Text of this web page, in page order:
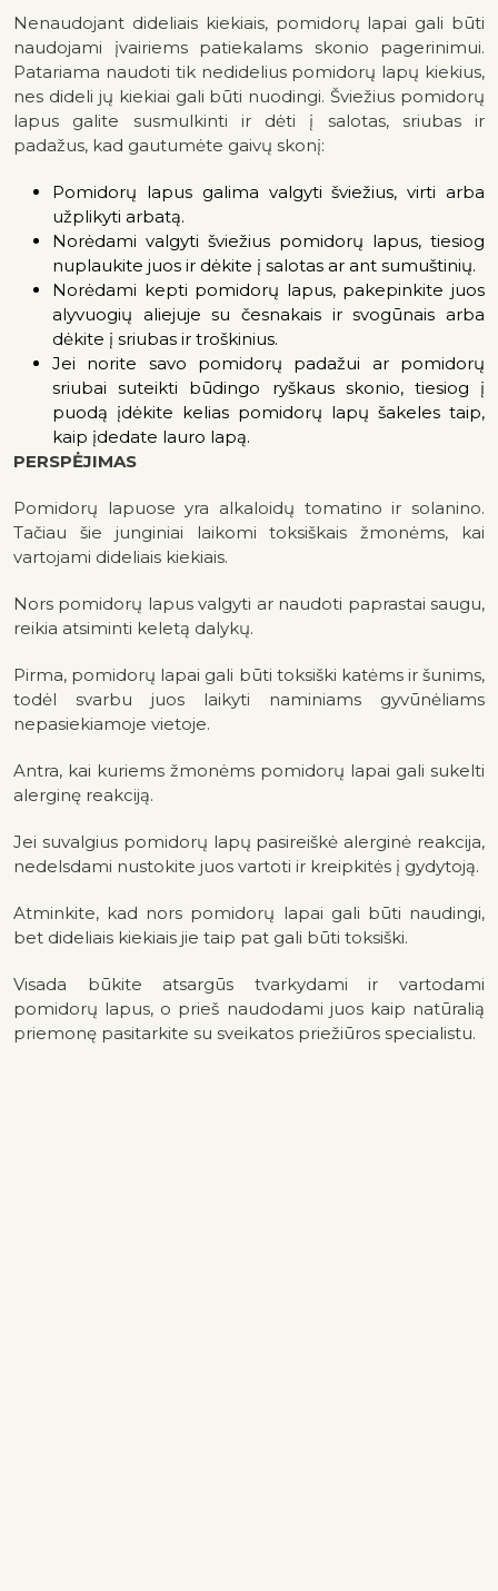
Nenaudojant dideliais kiekiais, pomidorų lapai gali būti
naudojami įvairiems patiekalams skonio pagerinimui.
Patariama naudoti tik nedidelius pomidorų lapų kiekius,
nes dideli jų kiekiai gali būti nuodingi. Šviežius pomidorų
lapus galite susmulkinti ir dėti į salotas, sriubas ir
padažus, kad gautumėte gaivų skonį:
Pomidorų lapus galima valgyti šviežius, virti arba
užplikyti arbatą.
Norėdami valgyti šviežius pomidorų lapus, tiesiog
nuplaukite juos ir dėkite į salotas ar ant sumuštinių.
Norėdami kepti pomidorų lapus, pakepinkite juos
alyvuogių aliejuje su česnakais ir svogūnais arba
dėkite į sriubas ir troškinius.
Jei norite savo pomidorų padažui ar pomidorų
sriubai suteikti būdingo ryškaus skonio, tiesiog į
puodą įdėkite kelias pomidorų lapų šakeles taip,
kaip įdedate lauro lapą.
PERSPĖJIMAS
Pomidorų lapuose yra alkaloidų tomatino ir solanino.
Tačiau šie junginiai laikomi toksiškais žmonėms, kai
vartojami dideliais kiekiais.
Nors pomidorų lapus valgyti ar naudoti paprastai saugu,
reikia atsiminti keletą dalykų.
Pirma, pomidorų lapai gali būti toksiški katėms ir šunims,
todėl svarbu juos laikyti naminiams gyvūnėliams
nepasiekiamoje vietoje.
Antra, kai kuriems žmonėms pomidorų lapai gali sukelti
alerginę reakciją.
Jei suvalgius pomidorų lapų pasireiškė alerginė reakcija,
nedelsdami nustokite juos vartoti ir kreipkitės į gydytoją.
Atminkite, kad nors pomidorų lapai gali būti naudingi,
bet dideliais kiekiais jie taip pat gali būti toksiški.
Visada būkite atsargūs tvarkydami ir vartodami
pomidorų lapus, o prieš naudodami juos kaip natūralią
priemonę pasitarkite su sveikatos priežiūros specialistu.